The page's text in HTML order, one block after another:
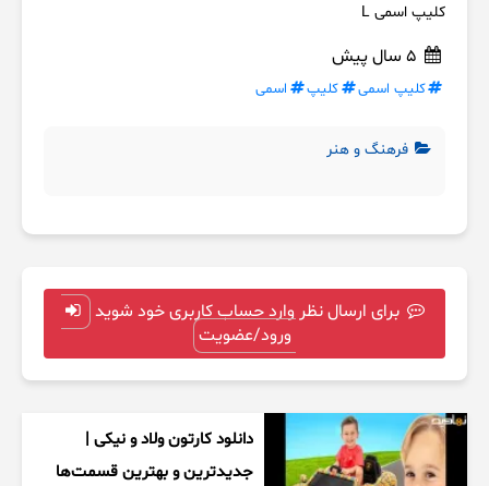
کلیپ اسمی L
کلیپ اسمی کلیپ اسمی
فرهنگ و هنر
برای ارسال نظر وارد حساب کاربری خود شوید
ورود/عضویت
دانلود کارتون ولاد و نیکی |
جدیدترین و بهترین قسمت‌ها